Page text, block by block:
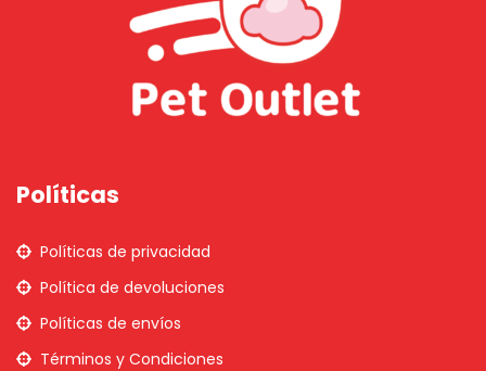
Políticas
Políticas de privacidad
Política de devoluciones
Políticas de envíos
Términos y Condiciones